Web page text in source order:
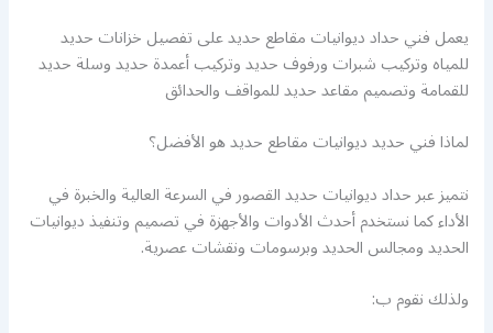
يعمل فني حداد ديوانيات مقاطع حديد على تفصيل خزانات حديد
للمياه وتركيب شبرات ورفوف حديد وتركيب أعمدة حديد وسلة حديد
للقمامة وتصميم مقاعد حديد للمواقف والحدائق
لماذا فني حديد ديوانيات مقاطع حديد هو الأفضل؟
نتميز عبر حداد ديوانيات حديد القصور في السرعة العالية والخبرة في
الأداء كما نستخدم أحدث الأدوات والأجهزة في تصميم وتنفيذ ديوانيات
الحديد ومجالس الحديد وبرسومات ونقشات عصرية.
ولذلك نقوم ب: